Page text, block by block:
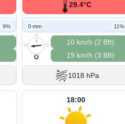
9%
29.4°C
0 mm 11%
N
O
S
W
O
10 km/h (2 Bft)
19 km/h (3 Bft)
1018 hPa
18:00